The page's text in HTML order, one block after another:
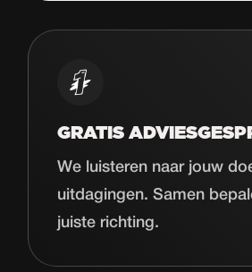
GRATIS
We luisteren naar jouw
uitdagingen. Samen
juiste richting.